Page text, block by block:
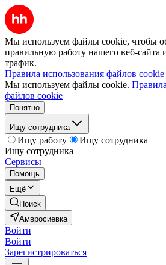
Мы используем файлы cookie, чтобы
правильную работу нашего веб-сайта
трафик.
Правила использования файлов cookie
Мы используем файлы cookie.
файлов cookie
Понятно
Ищу сотрудника
Ищу работу
Ищу сотрудника
Ищу сотрудника
Сервисы
Помощь
Ещё
Поиск
Амвросиевка
Войти
Войти
Зарегистрироваться